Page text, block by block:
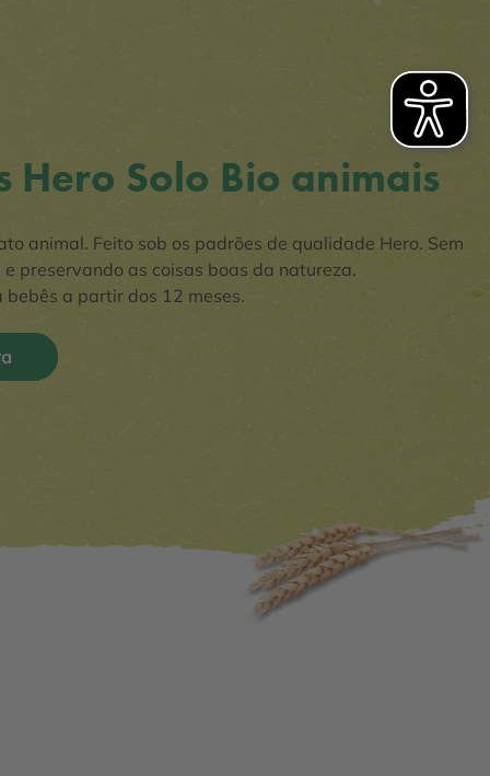
Hero Solo Bio animais
animal. Feito sob os padrões de qualidade Hero. Sem
preservando as coisas boas da natureza.
bebês a partir dos 12 meses.